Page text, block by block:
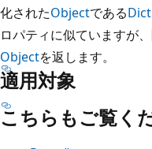
化されたObjectである
ロパティに似ていますが、
Objectを返します。
適用対象
こちらもご覧く